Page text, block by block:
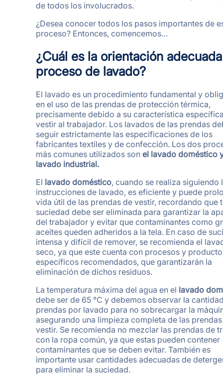
de todos los involucrados.
¿Desea conocer todos los pasos importantes de
proceso? Entonces, comencemos…
¿Cuál es la orientación
proceso de lavado?
El lavado es un procedimiento fundamental y
en el uso de las prendas de protección térmica,
precisamente debido a su característica
vestir al trabajador. Los lavados de las prendas
seguir estrictamente las especificaciones de los
fabricantes textiles y de confección. Los dos
más comunes utilizados son el lavado doméstico
lavado industrial.
El lavado doméstico, cuando se realiza siguiendo
instrucciones de lavado, es eficiente y puede
vida útil de las prendas de vestir, recordando que
suciedad debe ser eliminada para garantizar la
del trabajador y evitar que contaminantes como
aceites queden adheridos a la tela. En caso de
intensa y difícil de remover, se recomienda el
seco, ya que este cuenta con procesos y
específicos recomendados, que garantizarán la
eliminación de dichos residuos.
La temperatura máxima del agua en el lavado
debe ser de 65 °C y debemos observar la
prendas por lavado para no sobrecargar la
asegurando una limpieza completa de las
vestir. Se recomienda no mezclar las prendas de
con la ropa común, ya que estas pueden contener
contaminantes que se deben evitar. También es
importante usar cantidades adecuadas de
para eliminar la suciedad.